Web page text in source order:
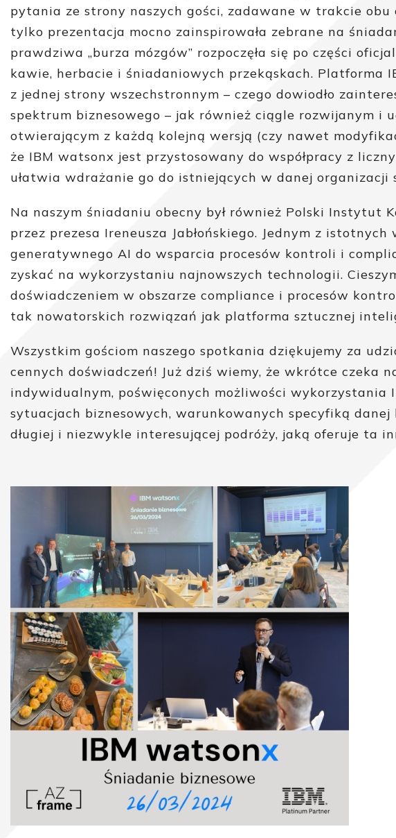
pytania ze strony naszych gości, zadawane w trakcie obu
tylko prezentacja mocno zainspirowała zebrane na
prawdziwa „burza mózgów” rozpoczęła się po części
kawie, herbacie i śniadaniowych przekąskach. Platforma
z jednej strony wszechstronnym – czego dowiodło
spektrum biznesowego – jak również ciągle rozwijanym i
otwierającym z każdą kolejną wersją (czy nawet
że IBM watsonx jest przystosowany do współpracy z
ułatwia wdrażanie go do istniejących w danej
Na naszym śniadaniu obecny był również Polski Instytut
przez prezesa Ireneusza Jabłońskiego. Jednym z
generatywnego AI do wsparcia procesów kontroli i
zyskać na wykorzystaniu najnowszych technologii.
doświadczeniem w obszarze compliance i procesów
tak nowatorskich rozwiązań jak platforma sztucznej
Wszystkim gościom naszego spotkania dziękujemy za
cennych doświadczeń! Już dziś wiemy, że wkrótce czeka
indywidualnym, poświęconych możliwości wykorzystania
sytuacjach biznesowych, warunkowanych specyfiką
długiej i niezwykle interesującej podróży, jaką oferuje ta